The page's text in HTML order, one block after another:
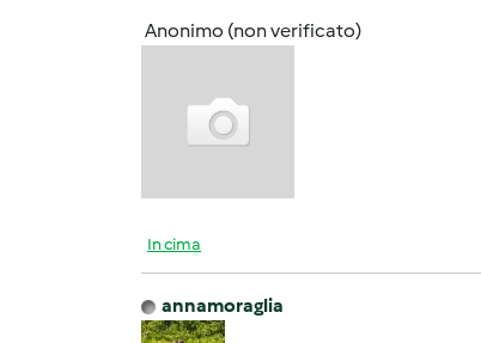
Anonimo (non verificato)
In cima
annamoraglia